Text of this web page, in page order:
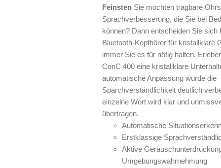
Feinsten Sie möchten tragbare
Sprachverbesserung, die Sie bei
können? Dann entscheiden Sie sich
Bluetooth-Kopfhörer für kristallklare
immer Sie es für nötig halten.
ConC 400 eine kristallklare
automatische Anpassung wurde die
Sparchverständlichkeit deutlich
einzelne Wort wird klar und
übertragen.
Automatische
Erstklassige
Aktive
Umgebungswahrnehmung